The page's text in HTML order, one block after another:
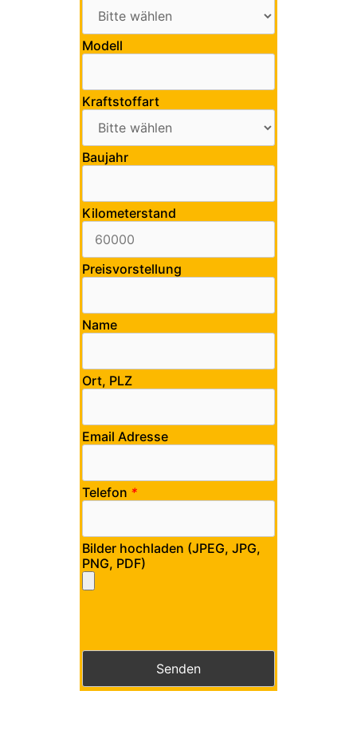
Modell
Kraftstoffart
Baujahr
Kilometerstand
Preisvorstellung
Name
Ort, PLZ
Email Adresse
Telefon *
Bilder hochladen (JPEG, JPG,
PNG, PDF)
Bitte lasse dieses Feld leer.